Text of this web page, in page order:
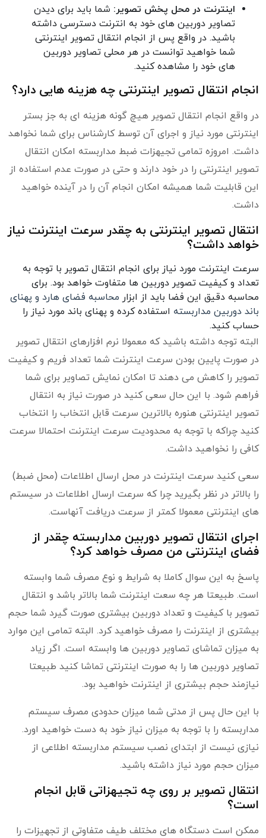
اینترنت در محل پخش تصویر: شما باید برای دیدن
تصاویر دوربین های خود به انترنت دسترسی داشته
باشید. در واقع پس از انجام انتقال تصویر اینترنتی
شما خواهید توانست در هر محلی تصاویر دوربین
های خود را مشاهده کنید.
انجام انتقال تصویر اینترنتی چه هزینه هایی دارد؟
در واقع انجام انتقال تصویر هیچ گونه هزینه ای به جز بستر
اینترنتی مورد نیاز و اجرای آن توسط کارشناس برای شما نخواهد
داشت. امروزه تمامی تجیهزات ضبط مداربسته امکان انتقال
تصویر اینترنتی را در خود دارند و حتی در صورت عدم استفاده از
این قابلیت شما همیشه امکان انجام آن را در آینده خواهید
داشت.
انتقال تصویر اینترنتی به چقدر سرعت اینترنت نیاز
خواهد داشت؟
سرعت اینترنت مورد نیاز برای انجام انتقال تصویر با توجه به
تعداد و کیفیت تصویر دوربین ها متفاوت خواهد بود. برای
محاسبه دقیق این فضا باید از ابزار محاسبه فضای هارد و پهنای
باند دوربین مداربسته استفاده کرده و پهنای باند مورد نیاز را
حساب کنید.
البته توجه داشته باشید که معمولا نرم افزارهای انتقال تصویر
در صورت پایین بودن سرعت اینترنت شما تعداد فریم و کیفیت
تصویر را کاهش می دهند تا امکان نمایش تصاویر برای شما
فراهم شود. با این حال سعی کنید در صورت نیاز به انتقال
تصویر اینترنتی هنوره بالاترین سرعت قابل انتخاب را انتخاب
کنید چراکه با توجه به محدودیت سرعت اینترنت احتمالا سرعت
کافی را نخواهید داشت.
سعی کنید سرعت اینترنت در محل ارسال اطلاعات (محل ضبط)
را بالاتر در نظر بگیرید چرا که سرعت ارسال اطلاعات در سیستم
های اینترنتی معمولا کمتر از سرعت دریافت آنهاست.
اجرای انتقال تصویر دوربین مداربسته چقدر از
فضای اینترنتی من مصرف خواهد کرد؟
پاسخ به این سوال کاملا به شرایط و نوع مصرف شما وابسته
است. طبیعتا هر چه سعت اینترنت شما بالاتر باشد و انتقال
تصویر با کیفیت و تعداد دوربین بیشتری صورت گیرد شما حجم
بیشتری از اینترنت را مصرف خواهید کرد. البته تمامی این موارد
به میزان تماشای تصاویر دوربین ها وابسته است. اگر زیاد
تصاویر دوربین ها را به صورت اینترنتی تماشا کنید طبیعتا
نیازمند حجم بیشتری از اینترنت خواهید بود.
با این حال پس از مدتی شما میزان حدودی مصرف سیستم
مداربسته را با توجه به میزان نیاز خود به دست خواهید اورد.
نیازی نیست از ابتدای نصب سیستم مداربسته اطلاعی از
میزان حجم مورد نیاز داشته باشید.
انتقال تصویر بر روی چه تجیهزاتی قابل انجام
است؟
ممکن است دستگاه های مختلف طیف متفاوتی از تجهیزات را